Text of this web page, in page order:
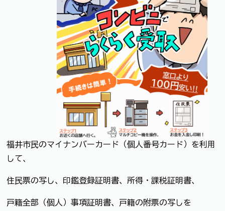
福井市民のマイナンバーカード（個人番号カード）を利用
して、
住民票の写し、印鑑登録証明書、所得・課税証明書、
戸籍全部（個人）事項証明書、戸籍の附票の写しを